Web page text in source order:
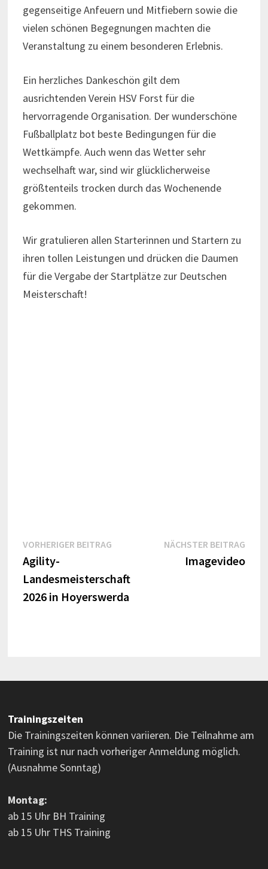
gegenseitige Anfeuern und Mitfiebern sowie die
vielen schönen Begegnungen machten die
Veranstaltung zu einem besonderen Erlebnis.
Ein herzliches Dankeschön gilt dem
ausrichtenden Verein HSV Forst für die
hervorragende Organisation. Der wunderschöne
Fußballplatz bot beste Bedingungen für die
Wettkämpfe. Auch wenn das Wetter sehr
wechselhaft war, sind wir glücklicherweise
größtenteils trocken durch das Wochenende
gekommen.
Wir gratulieren allen Starterinnen und Startern zu
ihren tollen Leistungen und drücken die Daumen
für die Vergabe der Startplätze zur Deutschen
Meisterschaft!
Beitragsnavigation
VORHERIGER BEITRAGVorheriger
Agility-
Landesmeisterschaft
2026 in Hoyerswerda
NÄCHSTER BEITRAG
Imagevideo
Trainingszeiten
Die Trainingszeiten können variieren. Die Teilnahme am
Training ist nur nach vorheriger Anmeldung möglich.
(Ausnahme Sonntag)
Montag:
ab 15 Uhr BH Training
ab 15 Uhr THS Training